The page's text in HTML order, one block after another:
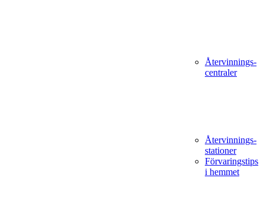
Återvinnings­
centraler
Återvinnings­
stationer
Förvaringstips
i hemmet